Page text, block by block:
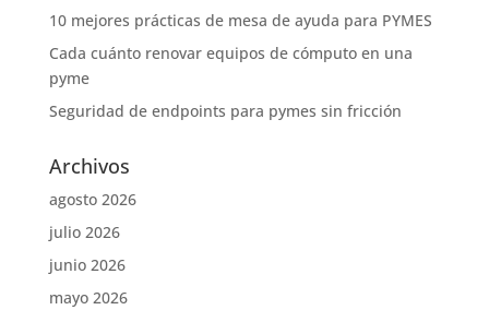
10 mejores prácticas de mesa de ayuda para PYMES
Cada cuánto renovar equipos de cómputo en una
pyme
Seguridad de endpoints para pymes sin fricción
Archivos
agosto 2026
julio 2026
junio 2026
mayo 2026